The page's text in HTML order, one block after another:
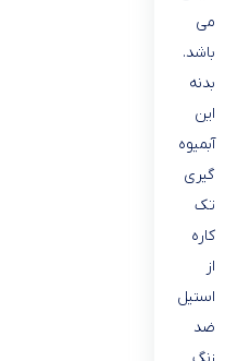
می
باشد.
بدنه
این
آبمیوه
گیری
تک
کاره
از
استیل
ضد